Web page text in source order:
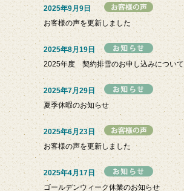
2025年9月9日
お客様の声を更新しました
2025年8月19日
2025年度 契約排雪のお申し込みについて
2025年7月29日
夏季休暇のお知らせ
2025年6月23日
お客様の声を更新しました
2025年4月17日
ゴールデンウィーク休業のお知らせ